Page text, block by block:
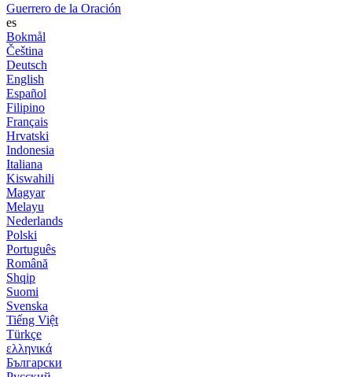
Guerrero de la Oración
es
Bokmål
Čeština
Deutsch
English
Español
Filipino
Français
Hrvatski
Indonesia
Italiana
Kiswahili
Magyar
Melayu
Nederlands
Polski
Português
Română
Shqip
Suomi
Svenska
Tiếng Việt
Türkçe
ελληνικά
Български